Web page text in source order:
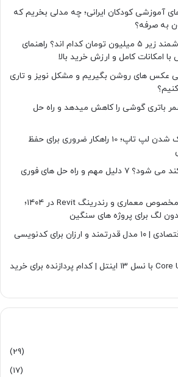
آموزشی کودکان ایرانی؛ چه مدلی بخریم که
به صرفه؟
بهترین ساعت های هوشمند زیر ۵ میلیون تومان کدام اند؟ راهنمای
امکانات کامل و ارزش خرید بالا
عکس های روشن بگیریم و مشکل نویز و تاری
باتری گوشی را کاهش میدهد و راه حل
آموزش جلوگیری از هک شدن لپ تاپ؛ 10 راهکار ضروری برای حفظ
چرا لپتاپ شما ناگهان کند می شود؟ ۷ دلیل مهم و راه حل های فوری
راهنمای خرید لپ تاپ مخصوص معماری و رندرینگ Revit در ۱۴۰۴؛
لگ برای پروژه های سنگین
لپتاپ برنامه نویسی اقتصادی | ۱۰ مدل قدرتمند و ارزان برای کدنویسی
تفاوت لپتاپ های Core Ultra با نسل ۱۳ اینتل | کدام پردازنده برای خرید
(29)
(17)